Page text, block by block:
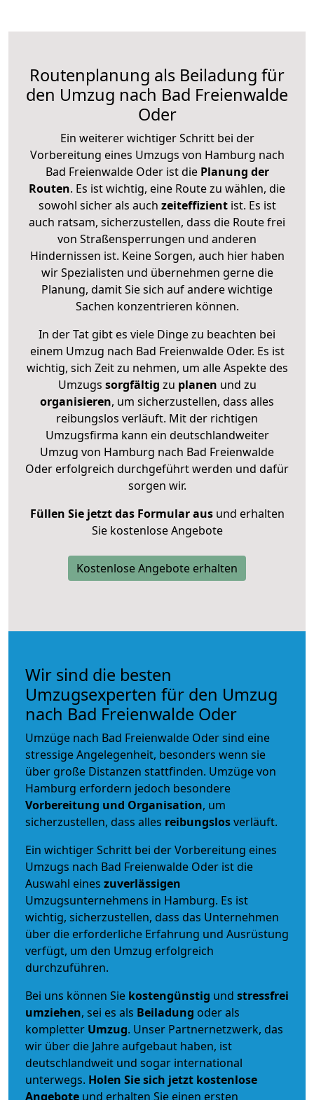
Routenplanung als Beiladung für
den Umzug nach Bad Freienwalde
Oder
Ein weiterer wichtiger Schritt bei der
Vorbereitung eines Umzugs von Hamburg nach
Bad Freienwalde Oder ist diePlanung der
Routen. Es ist wichtig, eine Route zu wählen, die
sowohl sicher als auch zeiteffizientist. Es ist
auch ratsam, sicherzustellen, dass die Route frei
von Straßensperrungen und anderen
Hindernissen ist. Keine Sorgen, auch hier haben
wir Spezialisten und übernehmen gerne die
Planung, damit Sie sich auf andere wichtige
Sachen konzentrieren können.
In der Tat gibt es viele Dinge zu beachten bei
einem Umzug nach Bad Freienwalde Oder. Es ist
wichtig, sich Zeit zu nehmen, um alle Aspekte des
Umzugs sorgfältig zu planen und zu
organisieren, um sicherzustellen, dass alles
reibungslos verläuft. Mit der richtigen
Umzugsfirma kann ein deutschlandweiter
Umzug von Hamburg nach Bad Freienwalde
Oder erfolgreich durchgeführt werden und dafür
sorgen wir.
Füllen Sie jetzt das Formular ausund erhalten
Sie kostenlose Angebote
Kostenlose Angebote erhalten
Wir sind die besten
Umzugsexperten für den Umzug
nach Bad Freienwalde Oder
Umzüge nach Bad Freienwalde Oder sind eine
stressige Angelegenheit, besonders wenn sie
über große Distanzen stattfinden. Umzüge von
Hamburg erfordern jedoch besondere
Vorbereitung und Organisation, um
sicherzustellen, dass alles reibungslosverläuft.
Ein wichtiger Schritt bei der Vorbereitung eines
Umzugs nach Bad Freienwalde Oder ist die
Auswahl eines zuverlässigen
Umzugsunternehmens in Hamburg. Es ist
wichtig, sicherzustellen, dass das Unternehmen
über die erforderliche Erfahrung und Ausrüstung
verfügt, um den Umzug erfolgreich
durchzuführen.
Bei uns können Sie kostengünstig und stressfrei
umziehen, sei es als Beiladung oder als
kompletter Umzug. Unser Partnernetzwerk, das
wir über die Jahre aufgebaut haben, ist
deutschlandweit und sogar international
unterwegs. Holen Sie sich jetzt kostenlose
Angebote und erhalten Sie einen ersten